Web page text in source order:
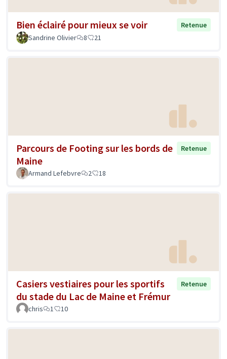
Bien éclairé pour mieux se voir
Retenue
Sandrine Olivier
8 21
Parcours de Footing sur les bords de
Maine
Retenue
Armand Lefebvre 2 18
Casiers vestiaires pour les sportifs
du stade du Lac de Maine et Frémur
Retenue
chris 1 10